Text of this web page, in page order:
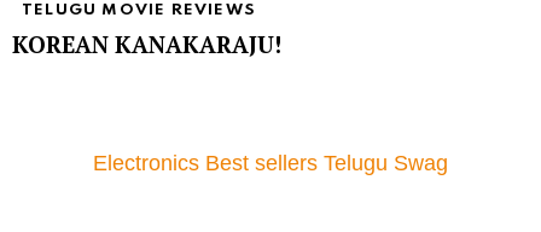
TELUGU MOVIE REVIEWS
KOREAN KANAKARAJU!
Electronics Best sellers Telugu Swag